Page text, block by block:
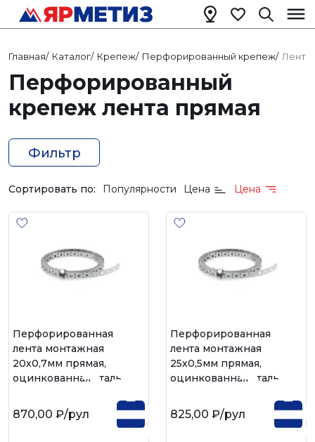
Главная/ Каталог/ Крепеж/ Перфорированный крепеж/ Лента
Перфорированный
крепеж лента прямая
Фильтр
Сортировать по: Популярности Цена Цена
Перфорированная
лента монтажная
20х0,7мм прямая,
оцинкованная сталь
870,00 ₽/рул
Перфорированная
лента монтажная
25х0,5мм прямая,
оцинкованная сталь
825,00 ₽/рул